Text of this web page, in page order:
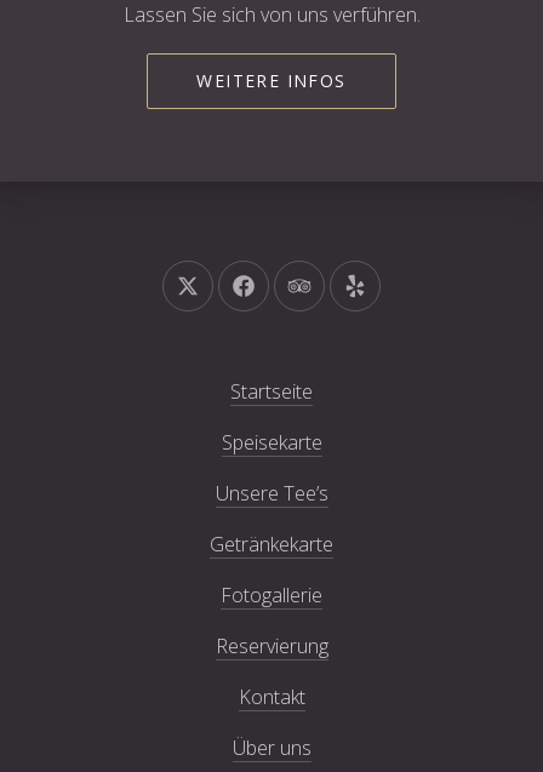
Lassen Sie sich von uns verführen.
WEITERE INFOS
Neues Fenster
Neues Fenster
Neues FensterNeues Fenster
Startseite
Speisekarte
Unsere Tee’s
Getränkekarte
Fotogallerie
Reservierung
Kontakt
Über uns